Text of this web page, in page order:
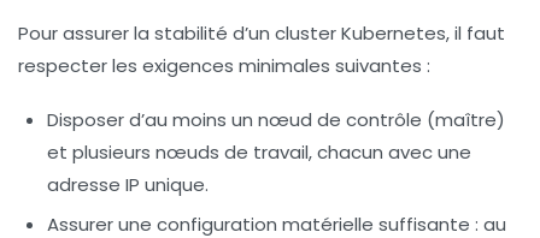
Pour assurer la stabilité d’un cluster Kubernetes, il faut
respecter les exigences minimales suivantes :
Disposer d’au moins un nœud de contrôle (maître)
et plusieurs nœuds de travail, chacun avec une
adresse IP unique.
Assurer une configuration matérielle suffisante : au